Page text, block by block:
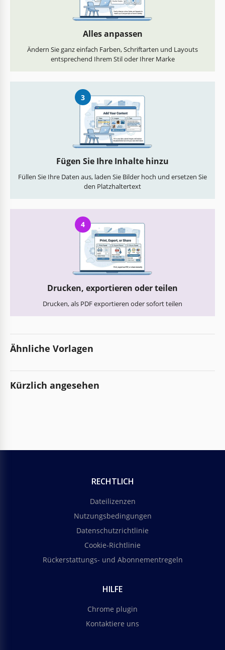
Alles anpassen
Ändern Sie ganz einfach Farben, Schriftarten und Layouts
entsprechend Ihrem Stil oder Ihrer Marke
3
Fügen Sie Ihre Inhalte hinzu
Füllen Sie Ihre Daten aus, laden Sie Bilder hoch und ersetzen Sie
den Platzhaltertext
4
Drucken, exportieren oder teilen
Drucken, als PDF exportieren oder sofort teilen
Ähnliche Vorlagen
Kürzlich angesehen
RECHTLICH
Dateilizenzen
Nutzungsbedingungen
Datenschutzrichtlinie
Cookie-Richtlinie
Rückerstattungs- und Abonnementregeln
HILFE
Chrome plugin
Kontaktiere uns